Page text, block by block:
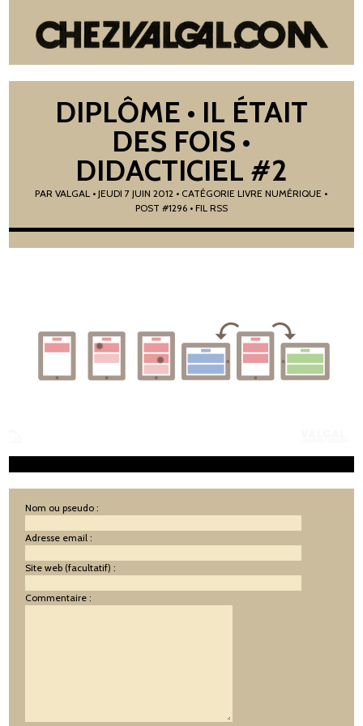
DIPLÔME • IL ÉTAIT
DES FOIS •
DIDACTICIEL #2
PARVALGAL •JEUDI 7 JUIN 2012 • CATÉGORIELIVRE NUMÉRIQUE •
POST #1296 • FIL RSS
Nom ou pseudo :
Adresse email :
Site web (facultatif) :
Commentaire :